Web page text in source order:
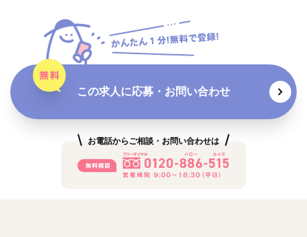
この求人に応募・お問い合わせ
お電話からご相談・お問い合わせは